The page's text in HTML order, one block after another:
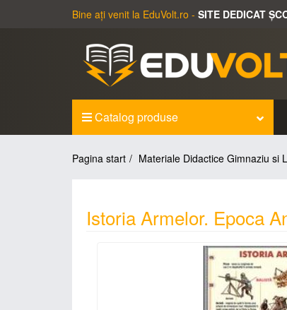
Bine ați venit la EduVolt.ro - SITE DEDICAT
Catalog produse
Pagina start Materiale Didactice Gimnaziu si
Istoria Armelor. Epoca